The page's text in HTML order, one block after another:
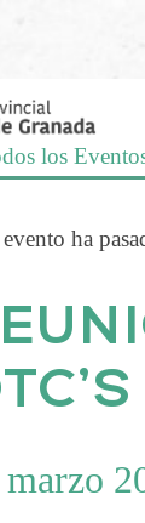
los
ha
marzo